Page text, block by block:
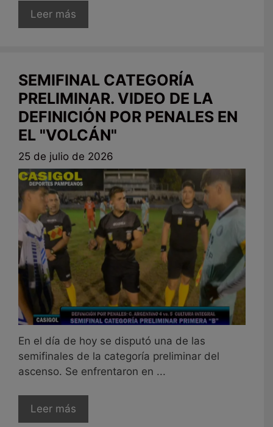
Leer más
SEMIFINAL CATEGORÍA
PRELIMINAR. VIDEO DE LA
DEFINICIÓN POR PENALES EN
EL "VOLCÁN"
25 de julio de 2026
En el día de hoy se disputó una de las
semifinales de la categoría preliminar del
ascenso. Se enfrentaron en ...
Leer más